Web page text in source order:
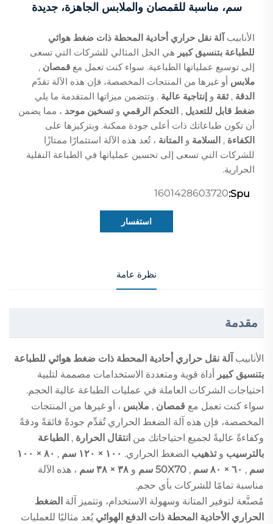
سم، مناسبة للقمصان والملابس الجاهزة، جديدة
الأنابيبآلة نقل حراري أحادية المحطة ذات ضغط هوائي
للطباعة بتنسيق كبير هي الحل المثالي للشركات التي تسعى
إلى توسيع عملياتها الطباعية. سواء كنت تعمل مع قمصان ,
ملابس أو غيرها من المنتجات المخصصة، فإن هذه الآلة تقدّم
الدقة ,ثقة و إنتاجية عالية . وتتضمن ميزاتها المتقدمة ما يلي
ضغط قابل للتعديل , التحكم الرقمي وتسخين موحد ، مما يضمن
أن تكون طباعاتك ذات أعلى جودة ممكنة. وبتركيزها على
الكفاءة , السلامة و المتانة ، تُعد هذه الآلة استثمارًا ممتازًا
للشركات التي تسعى إلى تحسين عملياتها في الطباعة النقلية
الحرارية.
Spu:
1601428603720
استفسار
نظرة عامة
مقدمة
الأنابيب آلة نقل حراري أحادية المحطة ذات ضغط هوائي للطباعة
بتنسيق كبير أداة قوية ومتعددة الاستخدامات مصممة لتلبية
احتياجات الشركات العاملة في عمليات الطباعة عالية الحجم.
سواء كنت تعمل مع قمصان , ملابس ، أو غيرها من المنتجات
المخصصة، فإن هذه آلة الضغط الحراري تُقدِّم جودةً فائقةً ودقةً
وكفاءةً عاليةً لجميع احتياجاتك من انتقال الحرارة , الطباعة
بالترسيب وتذهيب الضغط الحراري. ١٠٠ × ١٢٠ سم ,
٨٠ × ١٠٠
سم , ٦٠ × ٨٠ سم , 50X70 سم و ٣٨ × ٣٨ سم
، هذه الآلة
مناسبة تمامًا للشركات بأي حجم.
مُصنَّعة لتوفير المتانة وسهولة الاستخدام، وتتميز آلة الضغط
الحراري الأحادية المحطة ذات الدفع الهوائييُعد مثاليًا للعمليات